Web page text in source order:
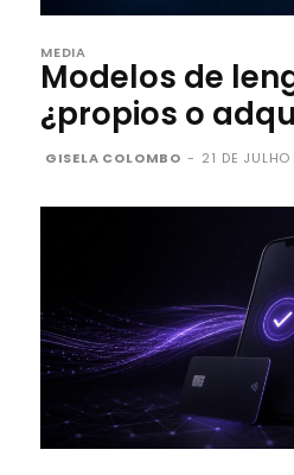
MEDIA
Modelos de
¿propios o
GISELA COLOMBO - 21 DE